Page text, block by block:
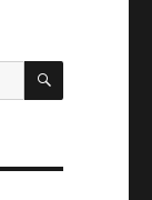
SÖK